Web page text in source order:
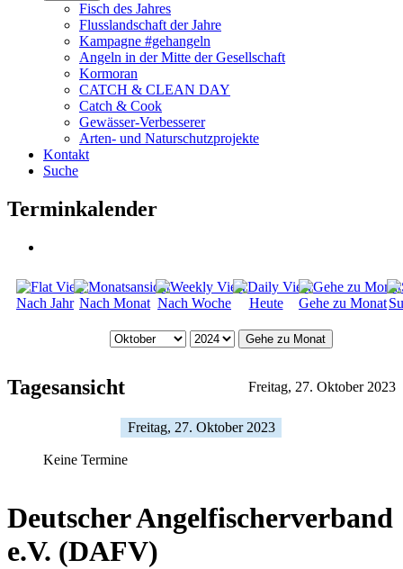
Fisch des Jahres
Flusslandschaft der Jahre
Kampagne #gehangeln
Angeln in der Mitte der Gesellschaft
Kormoran
CATCH & CLEAN DAY
Catch & Cook
Gewässer-Verbesserer
Arten- und Naturschutzprojekte
Kontakt
Suche
Terminkalender
Nach Jahr Nach Monat Nach Woche Heute Gehe zu Monat
Gehe zu Monat
Tagesansicht Freitag, 27. Oktober 2023
Freitag, 27. Oktober 2023
Keine Termine
Deutscher Angelfischerverband
e.V. (DAFV)